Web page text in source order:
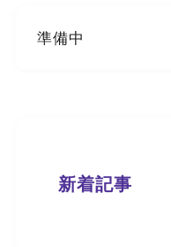
準備中
新着記事